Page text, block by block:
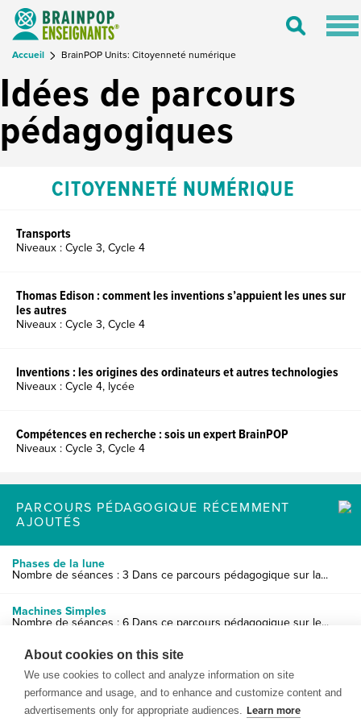
Toggle
Accueil BrainPOP Units: Citoyenneté numérique
Idées de parcours
pédagogiques
CITOYENNETÉ NUMÉRIQUE
Transports
Niveaux : Cycle 3, Cycle 4
Thomas Edison : comment les inventions s’appuient les unes sur
les autres
Niveaux : Cycle 3, Cycle 4
Inventions : les origines des ordinateurs et autres technologies
Niveaux : Cycle 4, lycée
Compétences en recherche : sois un expert BrainPOP
Niveaux : Cycle 3, Cycle 4
PARCOURS PÉDAGOGIQUE RÉCEMMENT
AJOUTÉS
Phases de la lune
Nombre de séances : 3 Dans ce parcours pédagogique sur la...
Machines Simples
Nombre de séances : 6 Dans ce parcours pédagogique sur le...
Le système solaire
Nombre de séances : 6 Dans ce parcours pédagogique les él...
About cookies on this site
We use cookies to collect and analyze information on site
performance and usage, and to enhance and customize content and
advertisements only for appropriate audiences. Learn more